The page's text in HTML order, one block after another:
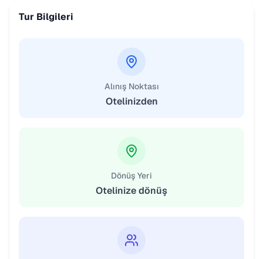
Tur Bilgileri
Alınış Noktası
Otelinizden
Dönüş Yeri
Otelinize dönüş